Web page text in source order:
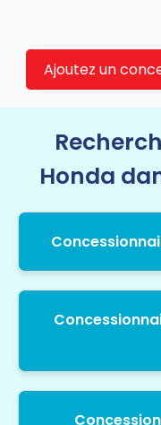
Ajoutez un
Honda